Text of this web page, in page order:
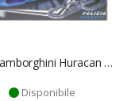
Pista Lamborghini Huracan Polizia - Polistil
Disponibile